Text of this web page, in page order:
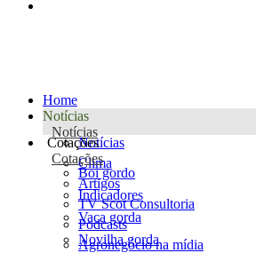
Home
Notícias
Notícias
Notícias
Clima
Artigos
TV Scot Consultoria
Podcasts
Agronegócio na mídia
Cotações
Cotações
Boi gordo
Indicadores
Vaca gorda
Novilha gorda